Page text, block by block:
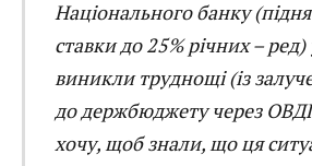
Національного банку
ставки до 25% річних – ред)
виникли труднощі (із
до держбюджету через
хочу, щоб знали, що ця